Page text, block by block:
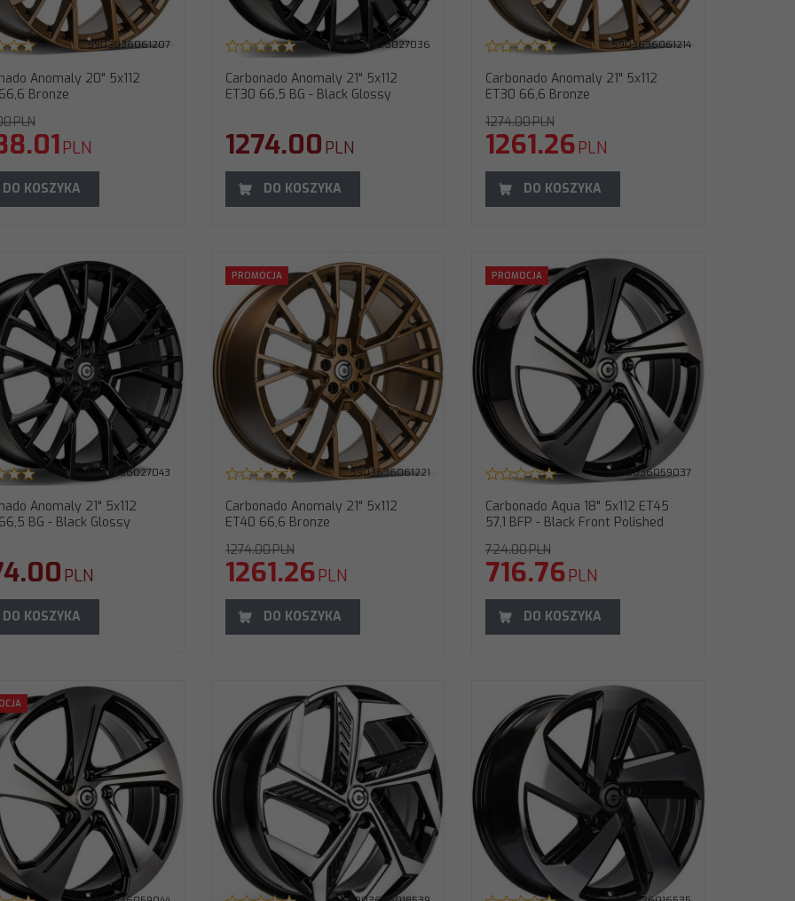
5903636061207
Anomaly 20" 5x112
Bronze
PLN
PLN
DO KOSZYKA
5903636027036
Carbonado Anomaly 21" 5x112
ET30 66,5 BG - Black Glossy
1274.00 PLN
DO KOSZYKA
5903636061214
Carbonado Anomaly 21" 5x112
ET30 66,6 Bronze
1274.00PLN
1261.26PLN
DO KOSZYKA
5903636027043
Anomaly 21" 5x112
BG - Black Glossy
PLN
DO KOSZYKA
PROMOCJA
5903636061221
Carbonado Anomaly 21" 5x112 ET40 66,6
- Bronze
:
Rozstaw śrub
5x112
(odsadzenie): 40
centralny: 66,6
Model
Anomaly
: 10,5"
producenta:
ANOMALY21105511240666Bronze
Waga felgi: 16,00 KG
Carbonado Anomaly 21" 5x112
ET40 66,6 Bronze
1274.00PLN
1261.26PLN
DO KOSZYKA
PROMOCJA
5903636059037
Carbonado Aqua 18" 5x112 ET45 57,1 BFP -
Black Front Polished
Średnica
Rozstaw śrub
: 5x112
ET (odsadzenie)
45
Otwór centralny: 57,1
Model: Aqua
Szerokość: 8"
Kod producenta: AQUA1880511245571BFP
Waga felgi: 10,1 KG
Carbonado Aqua 18" 5x112 ET45
57,1 BFP - Black Front Polished
724.00PLN
716.76PLN
DO KOSZYKA
Arctic 18" 5x114.3 ET50 73,1 BFP -
Front Polished
Rozstaw śrub
5x114.3
(odsadzenie) 50
Otwór centralny: 73,1
Arctic
Szerokość: 7"
producenta
Waga felgi: 13,00 KG
Carbonado Arrow 17" 5x112 ET42 57,1 BFP -
Black Front Polished
Średnica
Rozstaw śrub
5x112
ET (odsadzenie)
42
Otwór centralny
57,1
Model: Arrow
Szerokość
7,5"
Kod producenta
ARROW1775511242571BFP
Waga felgi
10,90 KG